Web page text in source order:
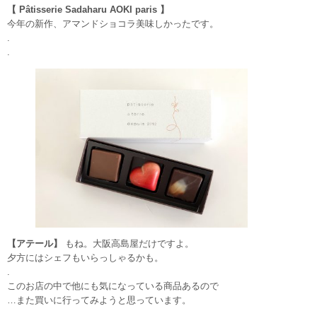
【 Pâtisserie Sadaharu AOKI paris 】
今年の新作、アマンドショコラ美味しかったです。
.
.
【アテール】
もね。大阪高島屋だけですよ。
夕方にはシェフもいらっしゃるかも。
このお店の中で他にも気になっている商品あるので
…また買いに行ってみようと思っています。